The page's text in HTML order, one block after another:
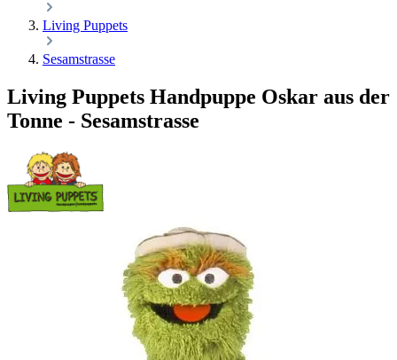
Living Puppets
Sesamstrasse
Living Puppets Handpuppe Oskar aus der
Tonne - Sesamstrasse